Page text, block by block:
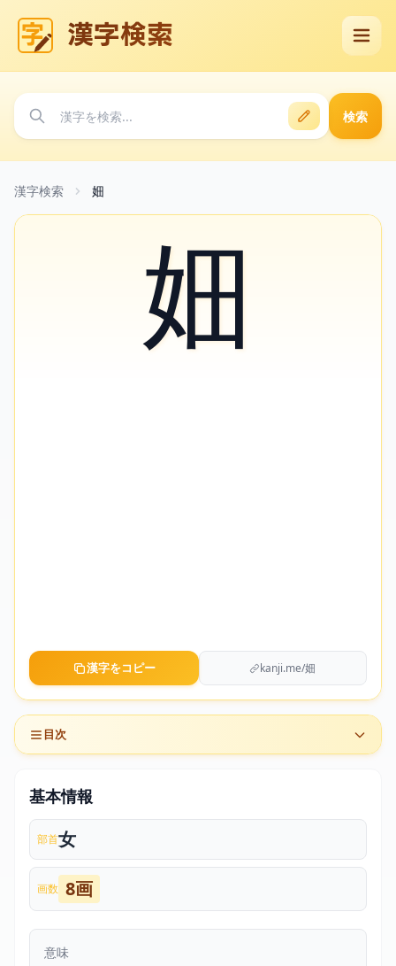
漢字検索
検索
漢字検索 㚼
㚼
漢字をコピー kanji.me/㚼
目次
基本情報
部首女
画数 8画
意味